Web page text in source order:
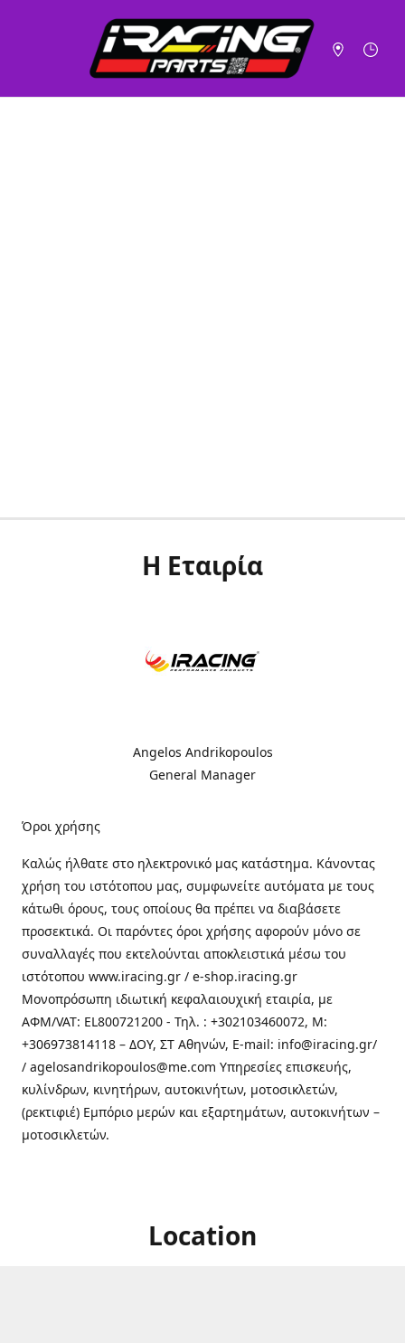
Η Εταιρία
Angelos Andrikopoulos
General Manager
Όροι χρήσης
Καλώς ήλθατε στo ηλεκτρονικό μας κατάστημα. Κάνοντας
χρήση του ιστότοπου μας, συμφωνείτε αυτόματα με τους
κάτωθι όρους, τους οποίους θα πρέπει να διαβάσετε
προσεκτικά. Οι παρόντες όροι χρήσης αφορούν μόνο σε
συναλλαγές που εκτελούνται αποκλειστικά μέσω του
ιστότοπου www.iracing.gr / e-shop.iracing.gr
Μονοπρόσωπη ιδιωτική κεφαλαιουχική εταιρία, με
ΑΦΜ/VAT: EL800721200 - Τηλ. : +302103460072, M:
+306973814118 – ΔΟΥ, ΣΤ Αθηνών, E-mail: info@iracing.gr/
/ agelosandrikopoulos@me.com Υπηρεσίες επισκευής,
κυλίνδρων, κινητήρων, αυτοκινήτων, μοτοσικλετών,
(ρεκτιφιέ) Εμπόριο μερών και εξαρτημάτων, αυτοκινήτων –
μοτοσικλετών.
Location